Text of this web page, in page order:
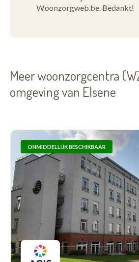
Woonzorgweb.be. Bedankt!
Meer woonzorgcentra
omgeving van Elsene
ONMIDDELLIJK BESCHIKBAAR